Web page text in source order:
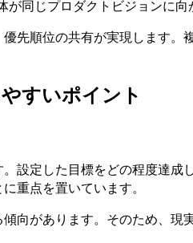
同じプロダクトビジョンに向
先順位の共有が実現します
すいポイント
設定した目標をどの程度達
重点を置いています。
向があります。そのため、現